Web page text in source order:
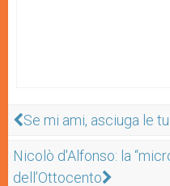
Se mi ami, asciuga le
Nicolò d'Alfonso: la
dell’Ottocento